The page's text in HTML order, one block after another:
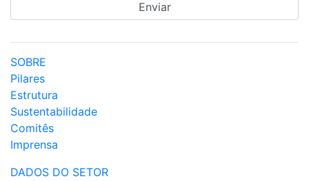
SOBRE
Pilares
Estrutura
Sustentabilidade
Comitês
Imprensa
DADOS DO SETOR